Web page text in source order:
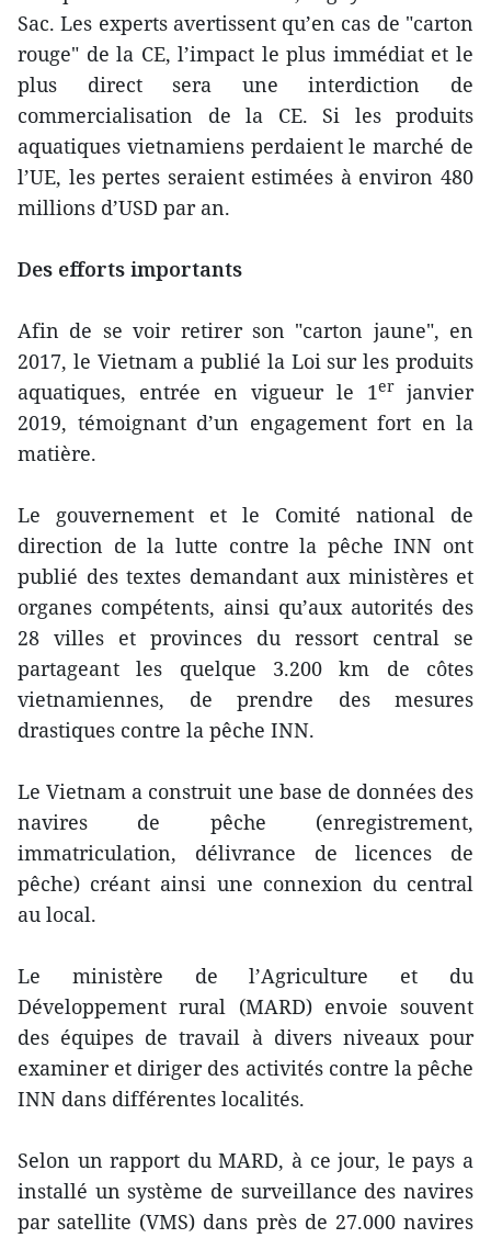
Sac. Les experts avertissent qu’en cas de "carton
rouge" de la CE, l’impact le plus immédiat et le
plus direct sera une interdiction de
commercialisation de la CE. Si les produits
aquatiques vietnamiens perdaient le marché de
l’UE, les pertes seraient estimées à environ 480
millions d’USD par an.
Des efforts importants
Afin de se voir retirer son "carton jaune", en
2017, le Vietnam a publié la Loi sur les produits
aquatiques, entrée en vigueur le 1er janvier
2019, témoignant d’un engagement fort en la
matière.
Le gouvernement et le Comité national de
direction de la lutte contre la pêche INN ont
publié des textes demandant aux ministères et
organes compétents, ainsi qu’aux autorités des
28 villes et provinces du ressort central se
partageant les quelque 3.200 km de côtes
vietnamiennes, de prendre des mesures
drastiques contre la pêche INN.
Le Vietnam a construit une base de données des
navires de pêche (enregistrement,
immatriculation, délivrance de licences de
pêche) créant ainsi une connexion du central
au local.
Le ministère de l’Agriculture et du
Développement rural (MARD) envoie souvent
des équipes de travail à divers niveaux pour
examiner et diriger des activités contre la pêche
INN dans différentes localités.
Selon un rapport du MARD, à ce jour, le pays a
installé un système de surveillance des navires
par satellite (VMS) dans près de 27.000 navires